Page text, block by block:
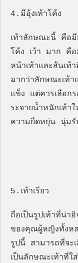
4.มีอุ้งเท้าโค้ง
เท้าลักษณะนี้ คือมี
โค้ง เว้า มาก คือ
หน้าเท้าและส้นเท้
มากว่าลักษณะเท้า
แข็ง แต่ควรเลือกร
ระจายน้ำหนักเท้า
ความยืดหยุ่น นุ่มรั
5.เท้าเรียว
ถือเป็นรูปเท้าที่น่า
ของคุณผู้หญิงทั้งหล
รูปนี้ สามารถที่จะ
เป็นลักษณะเท้าที่ใ